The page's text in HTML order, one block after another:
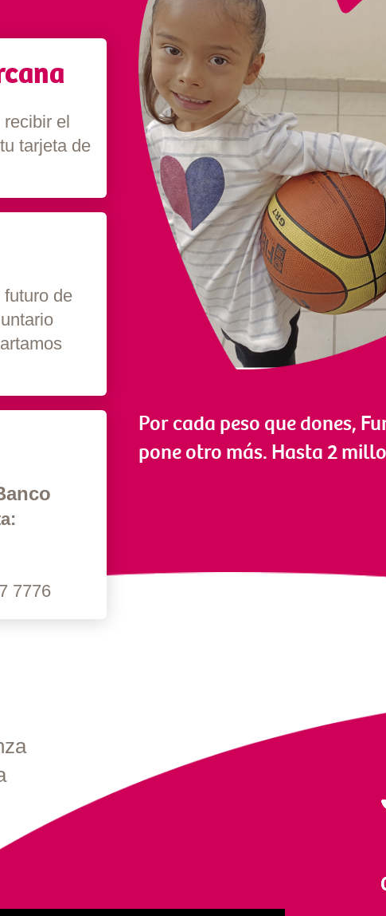
Por cada peso que dones,
pone otro más. Hasta 2
el
tarjeta de
de
7776